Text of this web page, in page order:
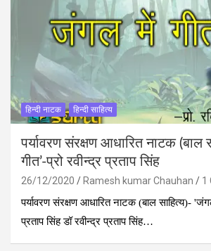
हिन्‍दी नाटक हिन्दी साहित्य
पर्यावरण संरक्षण आधारित नाटक (बाल
गीत’-प्रो रवीन्द्र प्रताप सिंह
26/12/2020 Ramesh kumar Chauhan
1
पर्यावरण संरक्षण आधारित नाटक (बाल साहित्‍य)-
प्रताप सिंह डॉ रवीन्द्र प्रताप सिंह…